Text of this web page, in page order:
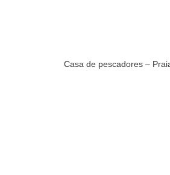
Casa de pescadores –